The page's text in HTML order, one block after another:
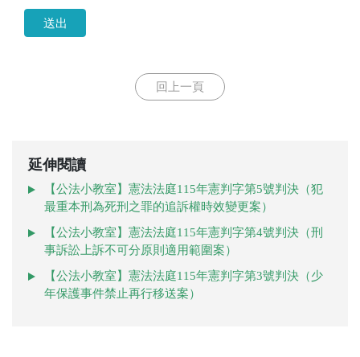
送出
回上一頁
延伸閱讀
【公法小教室】憲法法庭115年憲判字第5號判決（犯
最重本刑為死刑之罪的追訴權時效變更案）
【公法小教室】憲法法庭115年憲判字第4號判決（刑
事訴訟上訴不可分原則適用範圍案）
【公法小教室】憲法法庭115年憲判字第3號判決（少
年保護事件禁止再行移送案）